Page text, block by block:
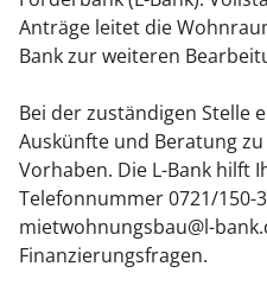
Anträge leitet die
Bank zur weiteren
Bei der zuständigen Stelle
Auskünfte und Beratung
Vorhaben. Die L-Bank hilft
Telefonnummer 0721/150-
mietwohnungsbau@l-
Finanzierungsfragen.